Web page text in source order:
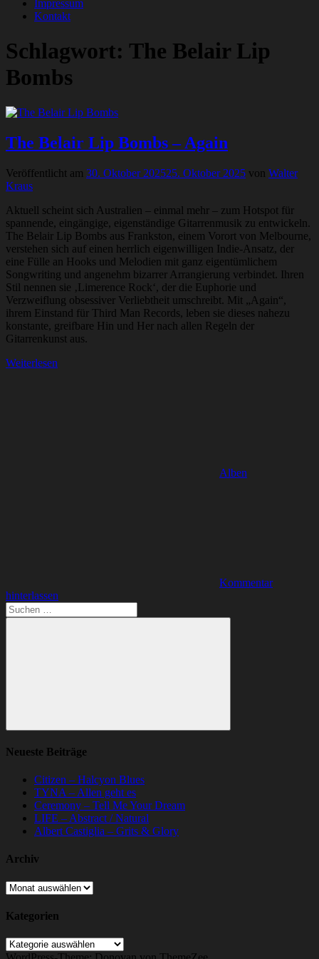
Impressum
Kontakt
Schlagwort: The Belair Lip
Bombs
The Belair Lip Bombs – Again
Veröffentlicht am 30. Oktober 202525. Oktober 2025 von Walter
Kraus
Aktuell scheint sich Australien – einmal mehr – zum Hotspot für
spannende, eingängige, eigenständige Gitarrenmusik zu entwickeln.
The Belair Lip Bombs aus Frankston, einem Vorort von Melbourne,
verstehen sich auf einen herrlich eigenwilligen Indie-Ansatz, der
eine Fülle an Hooks und Melodien mit ganz eigentümlichem
Songwriting und angenehm bizarrer Arrangierung verbindet. Ihren
Stil nennen sie ‚Limerence Rock‘, der die Euphorie und
Verzweiflung obsessiver Verliebtheit umschreibt. Mit „Again“,
ihrem Einstand für Third Man Records, leben sie dieses nahezu
konstante, greifbare Hin und Her nach allen Regeln der
Gitarrenkunst aus.
Weiterlesen
Alben
Kommentar
hinterlassen
Suchen
nach:
Suchen
Neueste Beiträge
Citizen – Halcyon Blues
TYNA – Allen geht es
Ceremony – Tell Me Your Dream
LIFE – Abstract / Natural
Albert Castiglia – Grits & Glory
Archiv
Archiv
Kategorien
Kategorien